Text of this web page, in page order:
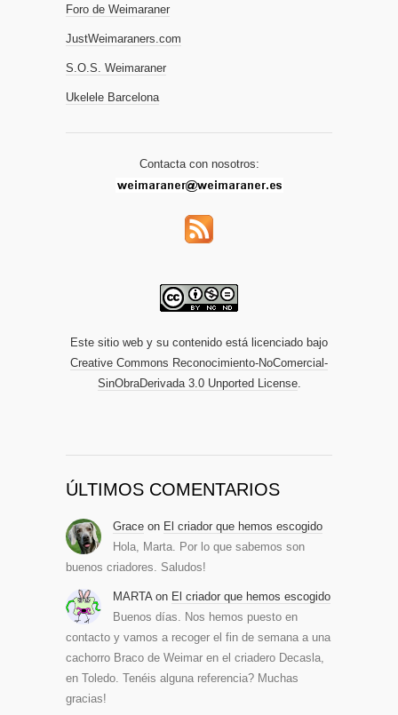
Foro de Weimaraner
JustWeimaraners.com
S.O.S. Weimaraner
Ukelele Barcelona
Contacta con nosotros:
Este sitio web y su contenido está licenciado bajo
Creative Commons Reconocimiento-NoComercial-
SinObraDerivada 3.0 Unported License.
ÚLTIMOS COMENTARIOS
Grace on El criador que hemos escogido
Hola, Marta. Por lo que sabemos son
buenos criadores. Saludos!
MARTA on El criador que hemos escogido
Buenos días. Nos hemos puesto en
contacto y vamos a recoger el fin de semana a una
cachorro Braco de Weimar en el criadero Decasla,
en Toledo. Tenéis alguna referencia? Muchas
gracias!